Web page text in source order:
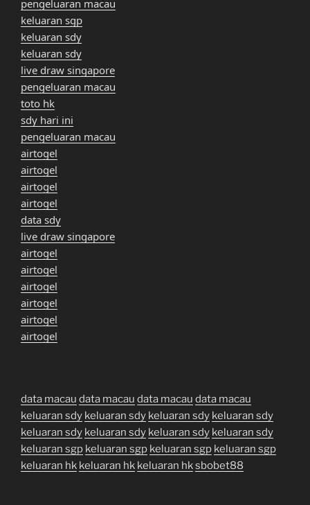
pengeluaran macau
keluaran sgp
keluaran sdy
keluaran sdy
live draw singapore
pengeluaran macau
toto hk
sdy hari ini
pengeluaran macau
airtogel
airtogel
airtogel
airtogel
data sdy
live draw singapore
airtogel
airtogel
airtogel
airtogel
airtogel
airtogel
data macau data macau data macau data macau
keluaran sdy keluaran sdy keluaran sdy keluaran sdy
keluaran sdy keluaran sdy keluaran sdy keluaran sdy
keluaran sgp keluaran sgp keluaran sgp keluaran sgp
keluaran hk keluaran hk keluaran hksbobet88